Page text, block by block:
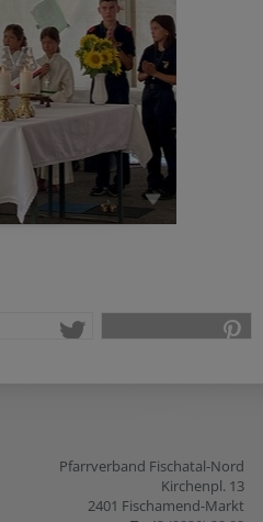
Pfarrverband Fischatal-Nord
Kirchenpl. 13
2401 Fischamend-Markt